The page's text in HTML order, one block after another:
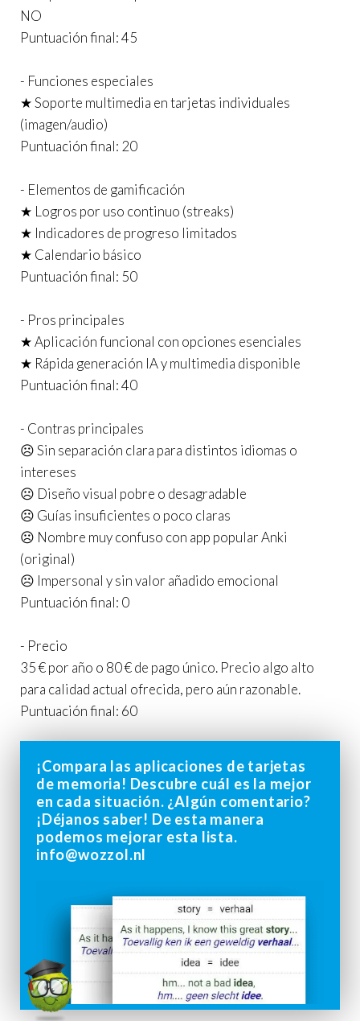
NO
Puntuación final: 45
- Funciones especiales
★ Soporte multimedia en tarjetas individuales
(imagen/audio)
Puntuación final: 20
- Elementos de gamificación
★ Logros por uso continuo (streaks)
★ Indicadores de progreso limitados
★ Calendario básico
Puntuación final: 50
- Pros principales
★ Aplicación funcional con opciones esenciales
★ Rápida generación IA y multimedia disponible
Puntuación final: 40
- Contras principales
☹️ Sin separación clara para distintos idiomas o
intereses
☹️ Diseño visual pobre o desagradable
☹️ Guías insuficientes o poco claras
☹️ Nombre muy confuso con app popular Anki
(original)
☹️ Impersonal y sin valor añadido emocional
Puntuación final: 0
- Precio
35 € por año o 80 € de pago único. Precio algo alto
para calidad actual ofrecida, pero aún razonable.
Puntuación final: 60
¡Compara las aplicaciones de tarjetas
de memoria! Descubre cuál es la mejor
en cada situación. ¿Algún comentario?
¡Déjanos saber! De esta manera
podemos mejorar esta lista.
info@wozzol.nl